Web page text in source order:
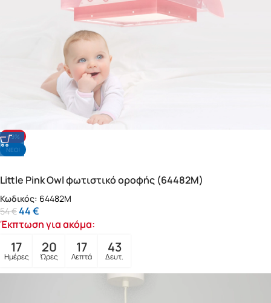
-19%
NΕΟ!
Little Pink Owl φωτιστικό οροφής (64482M)
Κωδικός: 64482M
54€44€
Έκπτωση για ακόμα:
17
Ημέρες
20
Ώρες
17
Λεπτά
41
Δευτ.